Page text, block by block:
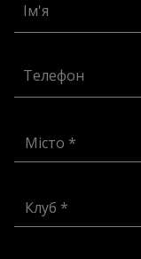
Ім'я
Телефон
Місто *
Клуб *